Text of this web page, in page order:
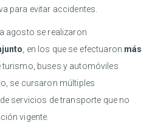
para evitar accidentes.
agosto se realizaron
, en los que se efectuaron más
turismo, buses y automóviles
se cursaron múltiples
servicios de transporte que no
vigente.